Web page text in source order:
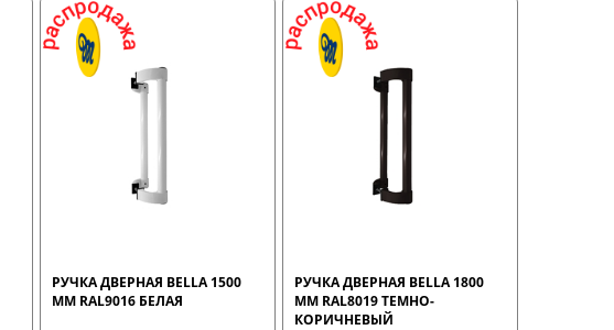
РУЧКА ДВЕРНАЯ BELLA 1500
ММ RAL9016 БЕЛАЯ
РУЧКА ДВЕРНАЯ BELLA 1800
ММ RAL8019 ТЕМНО-
КОРИЧНЕВЫЙ